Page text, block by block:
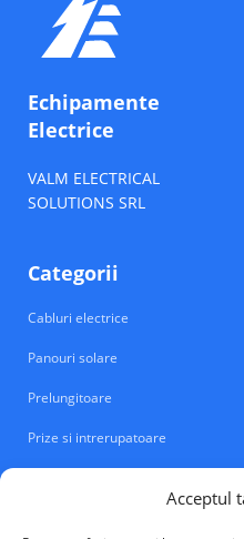
Acceptul
Echipamente
Electrice
VALM ELECTRICAL
SOLUTIONS SRL
Categorii
Cabluri electrice
Panouri solare
Prelungitoare
Prize si intrerupatoare